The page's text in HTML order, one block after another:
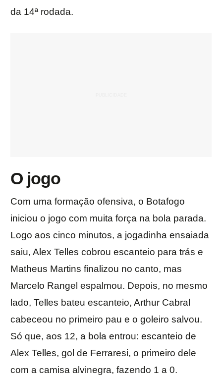
da 14ª rodada.
O jogo
Com uma formação ofensiva, o Botafogo
iniciou o jogo com muita força na bola parada.
Logo aos cinco minutos, a jogadinha ensaiada
saiu, Alex Telles cobrou escanteio para trás e
Matheus Martins finalizou no canto, mas
Marcelo Rangel espalmou. Depois, no mesmo
lado, Telles bateu escanteio, Arthur Cabral
cabeceou no primeiro pau e o goleiro salvou.
Só que, aos 12, a bola entrou: escanteio de
Alex Telles, gol de Ferraresi, o primeiro dele
com a camisa alvinegra, fazendo 1 a 0.